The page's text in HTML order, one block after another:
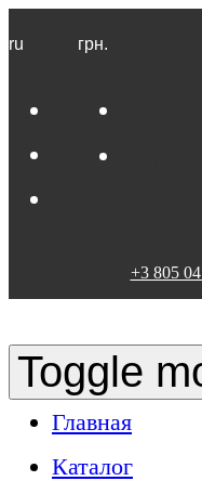
ru грн.
+3 805
Toggle
Главная
Каталог